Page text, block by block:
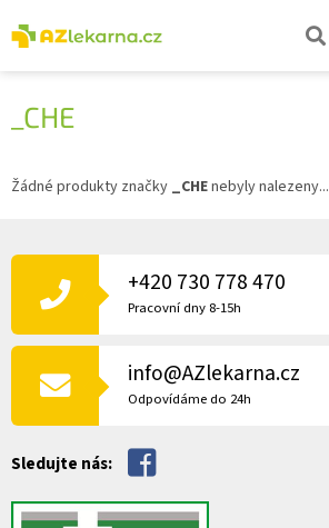
na
obsah
_CHE
Žádné produkty značky _CHEnebyly nalezeny...
Á
T
+420 730 778 470
Pracovní dny 8-15h
info@AZlekarna.cz
Odpovídáme do 24h
Sledujte nás: